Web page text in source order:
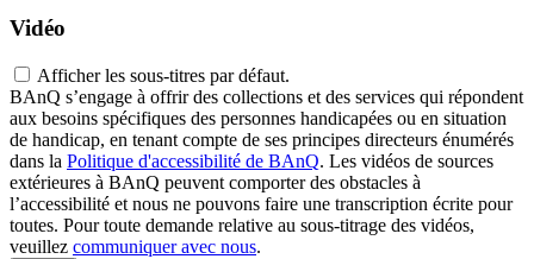
Vidéo
Afficher les sous-titres par défaut.
BAnQ s’engage à offrir des collections et des services qui répondent
aux besoins spécifiques des personnes handicapées ou en situation
de handicap, en tenant compte de ses principes directeurs énumérés
dans la Politique d'accessibilité de BAnQ. Les vidéos de sources
extérieures à BAnQ peuvent comporter des obstacles à
l’accessibilité et nous ne pouvons faire une transcription écrite pour
toutes. Pour toute demande relative au sous-titrage des vidéos,
veuillez communiquer avec nous.